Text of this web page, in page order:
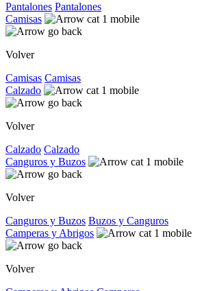
Pantalones Pantalones
Camisas
Volver
Camisas Camisas
Calzado
Volver
Calzado Calzado
Canguros y Buzos
Volver
Canguros y Buzos Buzos y Canguros
Camperas y Abrigos
Volver